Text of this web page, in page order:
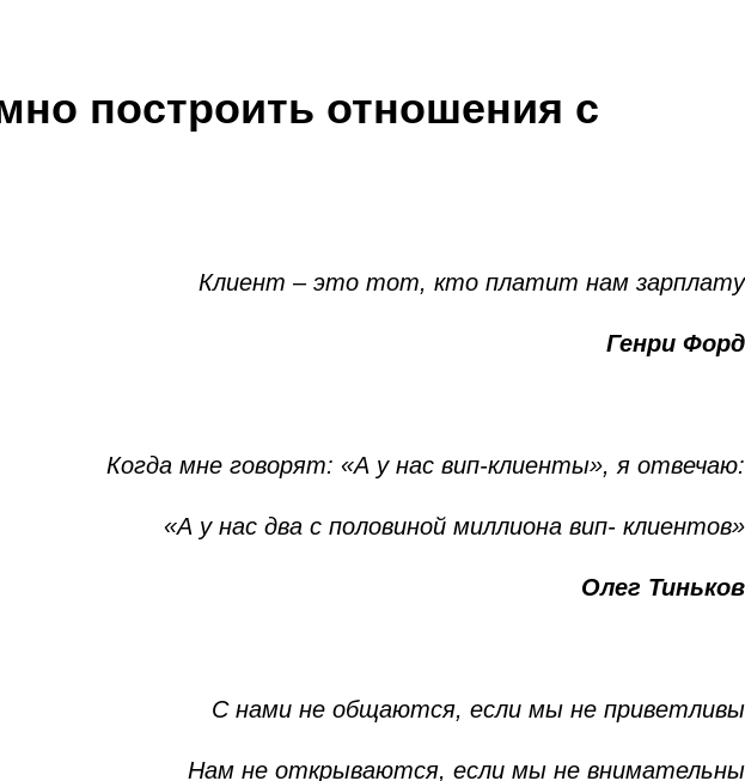
построить отношения с
Клиент – это тот, кто платит нам зарплату
Генри Форд
Когда мне говорят: «А у нас вип-клиенты», я отвечаю:
«А у нас два с половиной миллиона вип- клиентов»
Олег Тиньков
С нами не общаются, если мы не приветливы
Нам не открываются, если мы не внимательны